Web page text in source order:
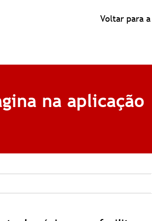
Voltar para
na aplicação